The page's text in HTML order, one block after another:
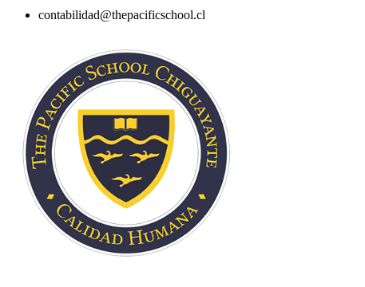
contabilidad@thepacificschool.cl